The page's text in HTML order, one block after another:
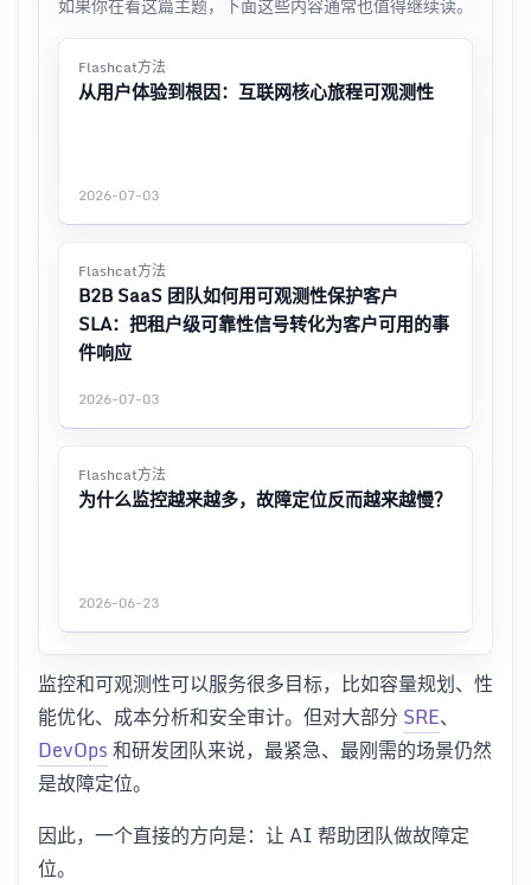
Flashcat方法
从用户体验到根因：互联网核心旅程可观测性
2026-07-03
Flashcat方法
B2B SaaS 团队如何用可观测性保护客户
SLA：把租户级可靠性信号转化为客户可用的事
件响应
2026-07-03
Flashcat方法
为什么监控越来越多，故障定位反而越来越慢？
2026-06-23
监控和可观测性可以服务很多目标，比如容量规划、性
能优化、成本分析和安全审计。但对大部分 SRE、
DevOps和研发团队来说，最紧急、最刚需的场景仍然
是故障定位。
因此，一个直接的方向是：让 AI 帮助团队做故障定
位。